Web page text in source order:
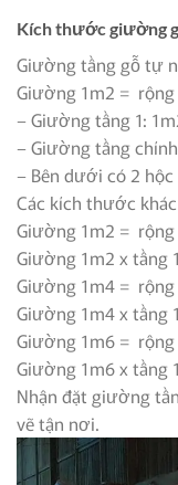
Kích thước giường
Giường tầng gỗ tự
Giường 1m2 = rộng
– Giường tầng 1:
– Giường tầng
– Bên dưới có 2 hộc
Các kích thước khác
Giường 1m2 = rộng
Giường 1m2 x tầng
Giường 1m4 = rộng
Giường 1m4 x tầng
Giường 1m6 = rộng
Giường 1m6 x tầng
Nhận đặt giường
vẽ tận nơi.